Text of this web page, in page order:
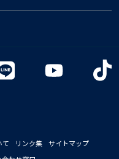
て リンク集
サイトマップ